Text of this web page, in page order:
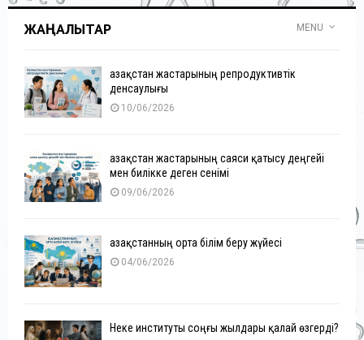
ЖАҢАЛЫҚТАР MENU
Қазақстан жастарының репродуктивтік
денсаулығы
10/06/2026
Қазақстан жастарының саяси қатысу деңгейі
мен билікке деген сенімі
09/06/2026
Қазақстанның орта білім беру жүйесі
04/06/2026
Неке институты соңғы жылдары қалай өзгерді?